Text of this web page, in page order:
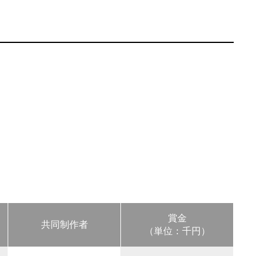
共同制作者
賞金
​（単位：千円）